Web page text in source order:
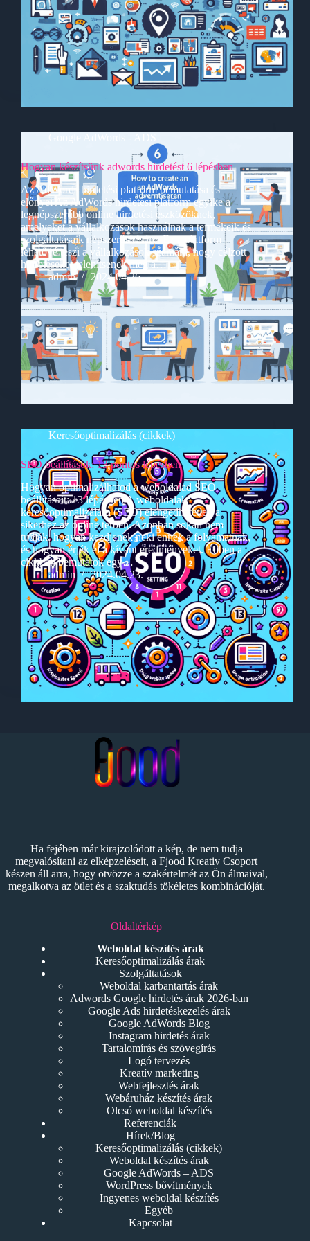
Hogyan készítsünk adwords hirdetést 6 lépésben
Az AdWords hirdetési platform bemutatása és
előnyei Az AdWords hirdetési platform egyike a
legnépszerűbb online hirdetési eszközöknek,
amelyeket a vállalkozások használnak a termékeik és
szolgáltatásaik népszerűsítésére. Ez a platform
lehetővé teszi a vállalkozások számára, hogy célzott
hirdetéseket jelenítsenek meg a…
admin
2024.04.26.
Keresőoptimalizálás (cikkek)
SEO beállítások: 13 pontos lépésben
Hogyan optimalizálhatod a weboldalad SEO
beállításait: 13 lépésben A weboldalak
keresőoptimalizálása (SEO) elengedhetetlen a
sikerhez az online térben. Azonban sokan nem
tudják, hogyan kezdjenek neki ennek a folyamatnak,
és hogyan érjék el a kívánt eredményeket. Ebben a
cikkben bemutatok egy…
admin
2024.04.23.
Ha fejében már kirajzolódott a kép, de nem tudja
megvalósítani az elképzeléseit, a Fjood Kreativ Csoport
készen áll arra, hogy ötvözze a szakértelmét az Ön álmaival,
megalkotva az ötlet és a szaktudás tökéletes kombinációját.
Oldaltérkép
Weboldal készítés árak
Keresőoptimalizálás árak
Szolgáltatások
Weboldal karbantartás árak
Adwords Google hirdetés árak 2026-ban
Google Ads hirdetéskezelés árak
Google AdWords Blog
Instagram hirdetés árak
Tartalomírás és szövegírás
Logó tervezés
Kreatív marketing
Webfejlesztés árak
Webáruház készítés árak
Olcsó weboldal készítés
Referenciák
Hírek/Blog
Keresőoptimalizálás (cikkek)
Weboldal készítés árak
Google AdWords – ADS
WordPress bővítmények
Ingyenes weboldal készítés
Egyéb
Kapcsolat